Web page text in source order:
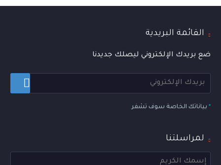
القائمة البريدية
ضع بريدك الإلكتروني ليصلك جديدنا
* بياناتك الخاصة سوف تشفر
لمراسلتنا